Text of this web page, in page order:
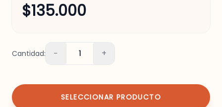
$135.000
Cantidad: − 1 +
SELECCIONAR PRODUCTO